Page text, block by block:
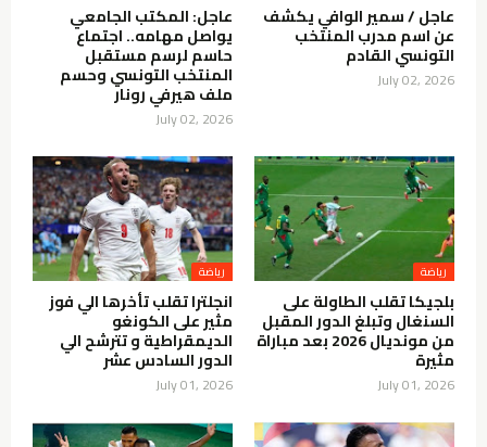
عاجل / سمير الوافي يكشف
عن اسم مدرب المنتخب
التونسي القادم
July 02, 2026
عاجل: المكتب الجامعي
يواصل مهامه.. اجتماع
حاسم لرسم مستقبل
المنتخب التونسي وحسم
ملف هيرفي رونار
July 02, 2026
رياضة
بلجيكا تقلب الطاولة على
السنغال وتبلغ الدور المقبل
من مونديال 2026 بعد مباراة
مثيرة
July 01, 2026
رياضة
انجلترا تقلب تأخرها الي فوز
مثير على الكونغو
الديمقراطية و تترشح الي
الدور السادس عشر
July 01, 2026